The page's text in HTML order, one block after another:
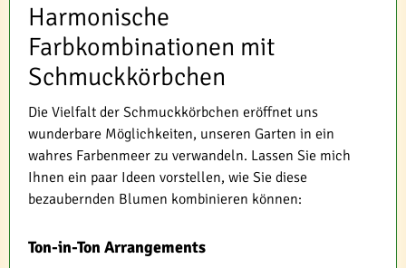
Harmonische
Farbkombinationen mit
Schmuckkörbchen
Die Vielfalt der Schmuckkörbchen eröffnet uns
wunderbare Möglichkeiten, unseren Garten in ein
wahres Farbenmeer zu verwandeln. Lassen Sie mich
Ihnen ein paar Ideen vorstellen, wie Sie diese
bezaubernden Blumen kombinieren können:
Ton-in-Ton Arrangements